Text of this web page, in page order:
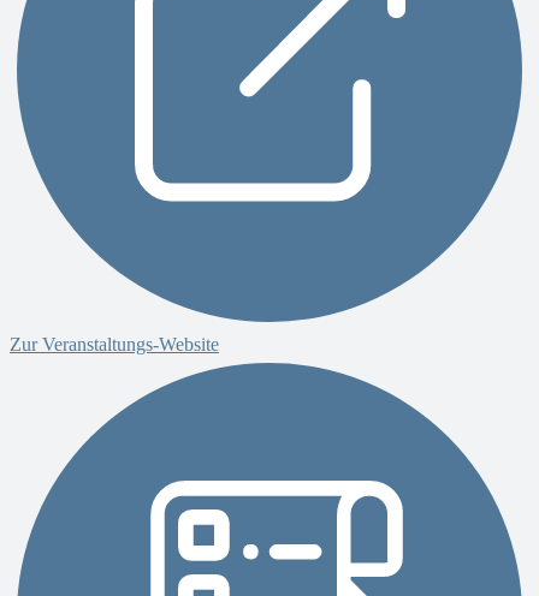
Zur Veranstaltungs-Website